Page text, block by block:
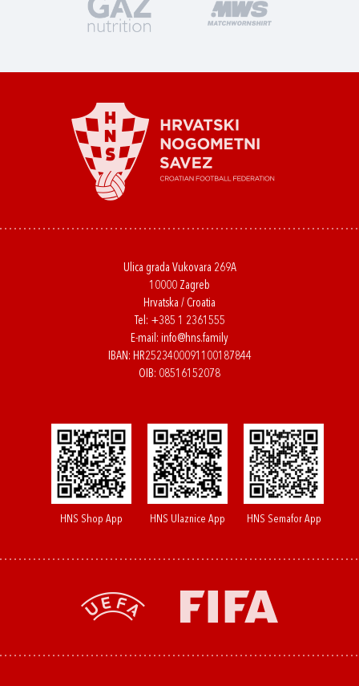
Ulica grada Vukovara 269A
10000 Zagreb
Hrvatska / Croatia
Tel: +385 1 2361555
E-mail: info@hns.family
IBAN: HR2523400091100187844
OIB: 08516152078
HNS Shop App HNS Ulaznice App HNS Semafor App